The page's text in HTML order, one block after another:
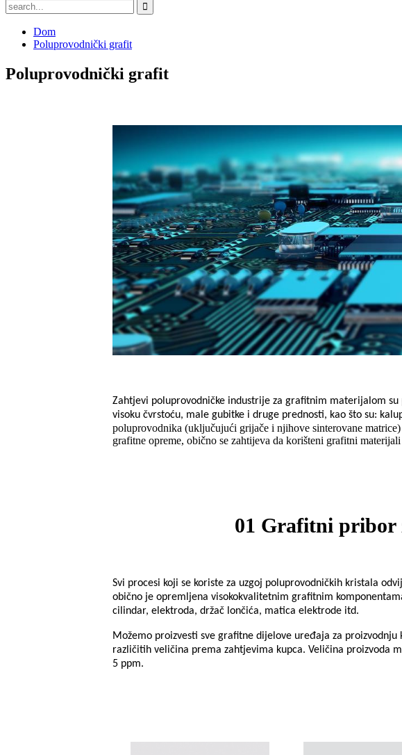
Dom
Poluprovodnički grafit
Poluprovodnički grafit
Zahtjevi poluprovodničke industrije za grafitnim materijalom
visoku čvrstoću, male gubitke i druge prednosti, kao što su:
poluprovodnika (uključujući grijače i njihove sinterovane
grafitne opreme, obično se zahtijeva da korišteni grafitni
01 Grafitni pribor
Svi procesi koji se koriste za uzgoj poluprovodničkih kristala
obično je opremljena visokokvalitetnim grafitnim
cilindar, elektroda, držač lončića, matica elektrode itd.
Možemo proizvesti sve grafitne dijelove uređaja za
različitih veličina prema zahtjevima kupca. Veličina proizvoda
5 ppm.